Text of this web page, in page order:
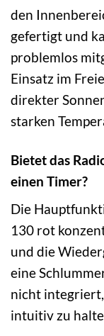
den
gefertigt und
problemlos
Einsatz im
direkter
starken
Bietet das
einen Timer?
Die
130 rot
und die
eine
nicht
intuitiv zu